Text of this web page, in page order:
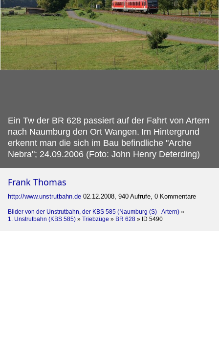
Ein Tw der BR 628 passiert auf der Fahrt von Artern
nach Naumburg den Ort Wangen. Im Hintergrund
erkennt man die sich im Bau befindliche "Arche
Nebra"; 24.09.2006 (Foto: John Henry Deterding)
Frank Thomas
http://www.unstrutbahn.de 02.12.2008, 940 Aufrufe, 0 Kommentare
Bilder von der Unstrutbahn, der KBS 585 (Naumburg (S) - Artern) »
1. Unstrutbahn (KBS 585) » Triebzüge » BR 628 » ID 5490